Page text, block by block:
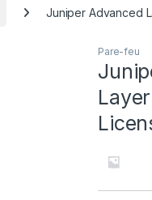
Juniper Advanced
Pare-feu